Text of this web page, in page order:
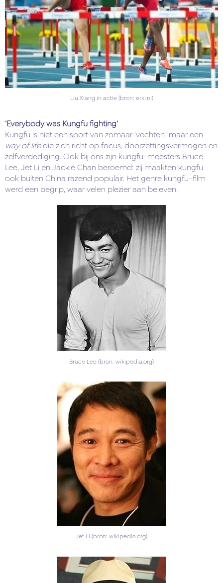
Liu Xiang in actie (bron: erki.nl)
‘Everybody was Kungfu fighting’
Kungfu is niet een sport van zomaar ‘vechten’, maar een
way of lifedie zich richt op focus, doorzettingsvermogen en
zelfverdediging. Ook bij ons zijn kungfu-meesters Bruce
Lee, Jet Li en Jackie Chan beroemd: zij maakten kungfu
ook buiten China razend populair. Het genre kungfu-film
werd een begrip, waar velen plezier aan beleven.
Bruce Lee (bron: wikipedia.org)
Jet Li (bron: wikipedia.org)